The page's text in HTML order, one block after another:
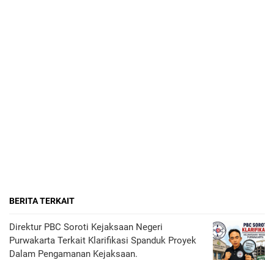
BERITA TERKAIT
Direktur PBC Soroti Kejaksaan Negeri
Purwakarta Terkait Klarifikasi Spanduk Proyek
Dalam Pengamanan Kejaksaan.